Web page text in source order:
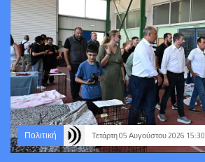
Πολιτική Τετάρτη 05 Αυγούστου 2026 15:30